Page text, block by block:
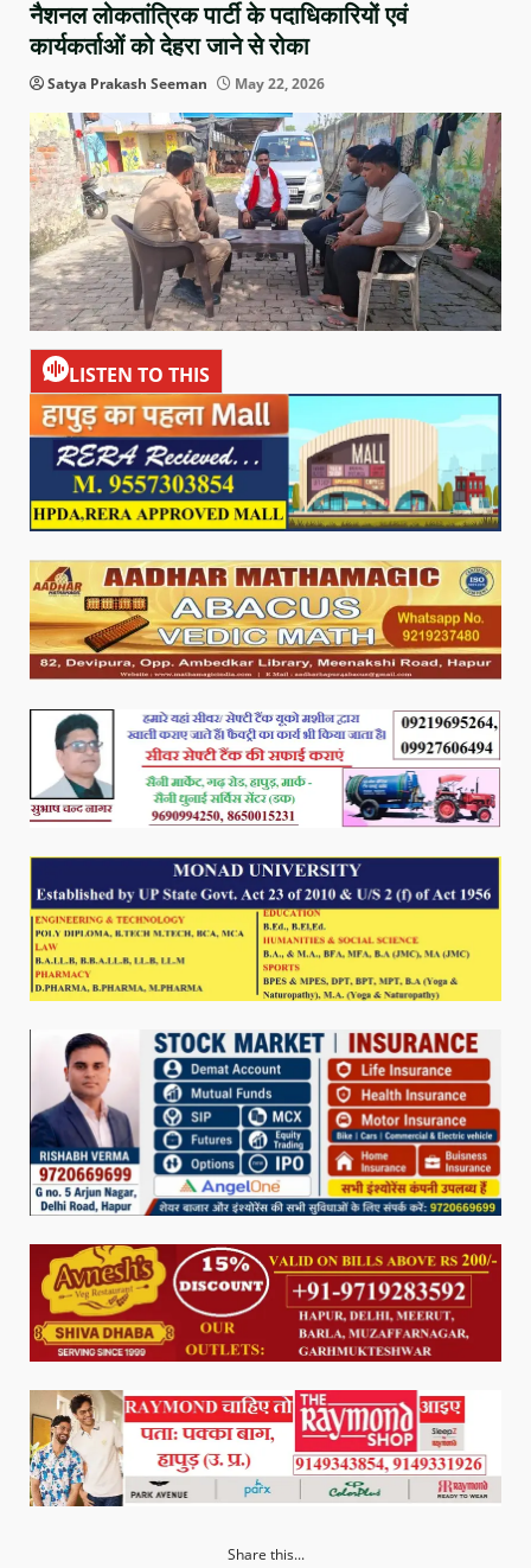
नैशनल लोकतांत्रिक पार्टी के पदाधिकारियों एवं
कार्यकर्ताओं को देहरा जाने से रोका
Satya Prakash Seeman May 22, 2026
LISTEN TO THIS
Share this...